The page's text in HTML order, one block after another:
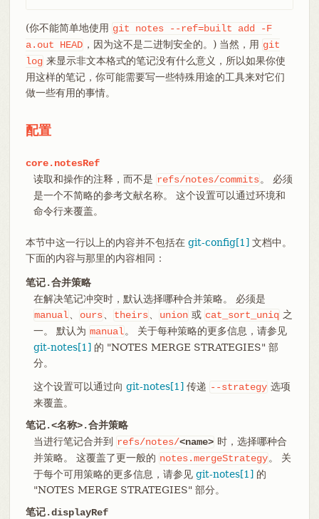
(你不能简单地使用 git notes --ref=built add
-F
a.out
HEAD ，因为这不是二进制安全的。) 当然，用 git
log 来显示非文本格式的笔记没有什么意义，所以如果你使
用这样的笔记，你可能需要写一些特殊用途的工具来对它们
做一些有用的事情。
配置
core.notesRef
读取和操作的注释，而不是 refs/notes/commits 。 必须
是一个不简略的参考文献名称。 这个设置可以通过环境和
命令行来覆盖。
本节中这一行以上的内容并不包括在 git-config[1] 文档中。
下面的内容与那里的内容相同：
笔记.合并策略
在解决笔记冲突时，默认选择哪种合并策略。 必须是
manual
ours theirs union 或 cat_sort_uniq 之
一。 默认为 manual 。 关于每种策略的更多信息，请参见
git-notes[1] 的 "NOTES MERGE STRATEGIES" 部
分。
这个设置可以通过向 git-notes[1] 传递 --strategy 选项
来覆盖。
笔记.<名称>.合并策略
当进行笔记合并到 refs/notes/<name> 时，选择哪种合
并策略。 这覆盖了更一般的 notes.mergeStrategy 。 关
于每个可用策略的更多信息，请参见 git-notes[1] 的
"NOTES MERGE STRATEGIES" 部分。
笔记.displayRef